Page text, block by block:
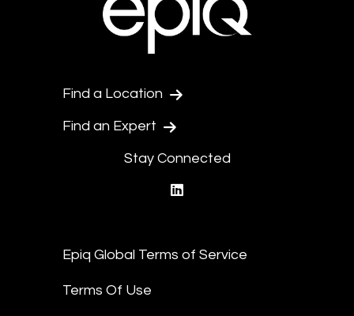
Find a Location
Find an Expert
Stay Connected
Epiq Global Terms of Service
Terms Of Use